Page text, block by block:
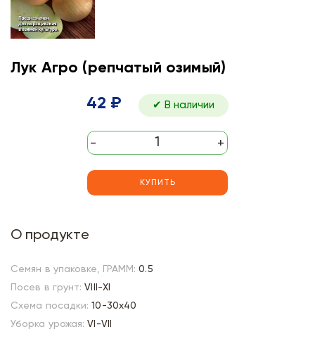
Лук Агро (репчатый озимый)
42 ₽ ✔ В наличии
- +
КУПИТЬ
О продукте
Семян в упаковке, ГРАММ: 0.5
Посев в грунт: VIII-XI
Схема посадки: 10-30х40
Уборка урожая: VI-VII